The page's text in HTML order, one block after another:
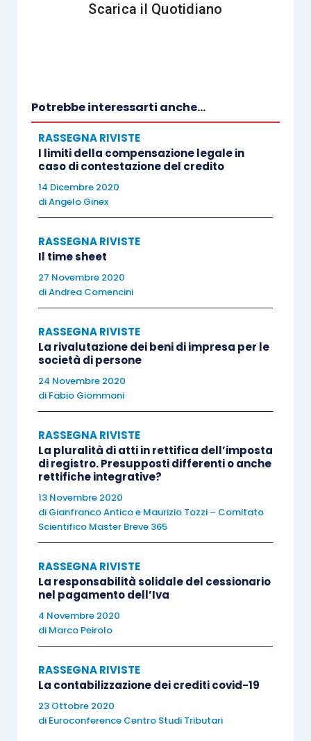
Norme, contratti e responsabilità
La fiscalità degli enti associativi
I bilanci degli Ets e le interferenze fiscali
D’Isanto
I bilanci di Odv e Aps: il difficile matrimonio tra
elementi civilistici e aspetti fiscali
Borghisani
Il Decreto con gli schemi di bilancio per gli Enti di
Terzo settore porta a compimento la riforma
dell’ accountabilitydel nonprofit
Travaglini
La sproposità delle sponsorizzazioni giustificata
dal metodo comparativodi Gianfranco Antico
L’Osservatorio giurisprudenziale di Giugno 2020
di Marilisa Rogolino
Il caso pratico
Scarica il Quotidiano
Potrebbe interessarti anche...
RASSEGNA RIVISTE
I limiti della compensazione legale in
caso di contestazione del credito
14 Dicembre 2020
diAngelo Ginex
RASSEGNA RIVISTE
Il time sheet
27 Novembre 2020
diAndrea Comencini
RASSEGNA RIVISTE
La rivalutazione dei beni di impresa per le
società di persone
24 Novembre 2020
di Fabio Giommoni
RASSEGNA RIVISTE
La pluralità di atti in rettifica dell’imposta
di registro. Presupposti differenti o anche
rettifiche integrative?
13 Novembre 2020
di Gianfranco Anticoe Maurizio Tozzi – Comitato
Scientifico Master Breve 365
RASSEGNA RIVISTE
La responsabilità solidale del cessionario
nel pagamento dell’Iva
4 Novembre 2020
di Marco Peirolo
RASSEGNA RIVISTE
La contabilizzazione dei crediti covid-19
23 Ottobre 2020
di Euroconference Centro Studi Tributari